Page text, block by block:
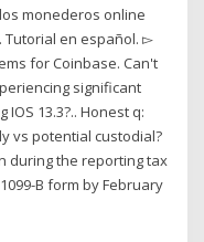
monederos online
Tutorial en español. ▻
for Coinbase. Can't
significant
13.3?.. Honest q:
vs potential custodial?
during the reporting tax
B form by February